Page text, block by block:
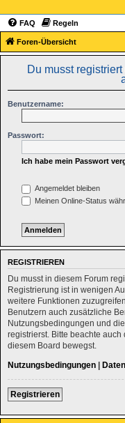
FAQ Regeln
Foren-Übersicht
Du musst
Benutzername:
Passwort:
Ich habe mein Passwort
Angemeldet bleiben
Meinen Online-Status
REGISTRIEREN
Du musst in diesem Forum
Registrierung ist in wenigen
weitere Funktionen
Benutzern auch zusätzliche
Nutzungsbedingungen und
registrierst. Bitte beachte
diesem Board bewegst.
Nutzungsbedingungen |
Registrieren